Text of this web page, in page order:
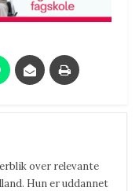
over relevante
Hun er uddannet